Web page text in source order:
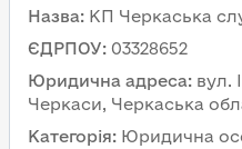
Назва: КП Черкаська
ЄДРПОУ: 03328652
Юридична адреса: вул.
Черкаси, Черкаська
Категорія: Юридична